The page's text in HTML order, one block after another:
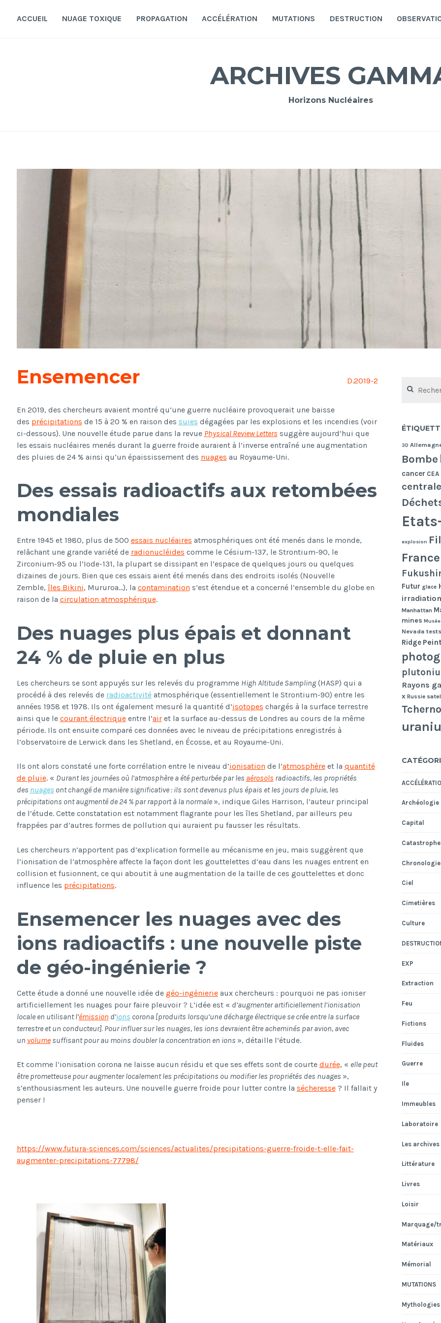
ACCUEIL NUAGE TOXIQUE PROPAGATION ACCÉLÉRATION MUTATIONS DESTRUCTION
ARCHIVES
Horizons Nucléaires
Ensemencer D.2019-2
En 2019, des chercheurs avaient montré qu’une guerre nucléaire provoquerait une baisse
des précipitations de 15 à 20 % en raison des suies dégagées par les explosions et les incendies (voir
ci-dessous). Une nouvelle étude parue dans la revue Physical Review Letters suggère aujourd’hui que
les essais nucléaires menés durant la guerre froide auraient à l’inverse entraîné une augmentation
des pluies de 24 % ainsi qu’un épaississement des nuages au Royaume-Uni.
Des essais radioactifs aux retombées
mondiales
Entre 1945 et 1980, plus de 500 essais nucléaires atmosphériques ont été menés dans le monde,
relâchant une grande variété de radionucléides comme le Césium-137, le Strontium-90, le
Zirconium-95 ou l’Iode-131, la plupart se dissipant en l’espace de quelques jours ou quelques
dizaines de jours. Bien que ces essais aient été menés dans des endroits isolés (Nouvelle
Zemble, îles Bikini, Mururoa…), la contamination s’est étendue et a concerné l’ensemble du globe en
raison de la circulation atmosphérique.
Des nuages plus épais et donnant
24 % de pluie en plus
Les chercheurs se sont appuyés sur les relevés du programme High Altitude Sampling(HASP) qui a
procédé à des relevés de radioactivitéatmosphérique (essentiellement le Strontium-90) entre les
années 1958 et 1978. Ils ont également mesuré la quantité d’isotopes chargés à la surface terrestre
ainsi que le courant électriqueentre l’airet la surface au-dessus de Londres au cours de la même
période. Ils ont ensuite comparé ces données avec le niveau de précipitations enregistrés à
l’observatoire de Lerwick dans les Shetland, en Écosse, et au Royaume-Uni.
Ils ont alors constaté une forte corrélation entre le niveau d’ionisation de l’atmosphèreet la quantité
de pluie. « Durant les journées où l’atmosphère a été perturbée par les aérosols radioactifs, les propriétés
des nuages ont changé de manière significative : ils sont devenus plus épais et les jours de pluie, les
précipitations ont augmenté de 24 % par rapport à la normale », indique Giles Harrison, l’auteur principal
de l’étude. Cette constatation est notamment flagrante pour les îles Shetland, par ailleurs peu
frappées par d’autres formes de pollution qui auraient pu fausser les résultats.
Les chercheurs n’apportent pas d’explication formelle au mécanisme en jeu, mais suggèrent que
l’ionisation de l’atmosphère affecte la façon dont les gouttelettes d’eau dans les nuages entrent en
collision et fusionnent, ce qui aboutit à une augmentation de la taille de ces gouttelettes et donc
influence les précipitations.
Ensemencer les nuages avec des
ions radioactifs : une nouvelle piste
de géo-ingénierie ?
Cette étude a donné une nouvelle idée de géo-ingénierieaux chercheurs : pourquoi ne pas ioniser
artificiellement les nuages pour faire pleuvoir ? L’idée est « d’augmenter artificiellement l’ionisation
locale en utilisant l’émission d’ions corona [produits lorsqu’une décharge électrique se crée entre la surface
terrestre et un conducteur]. Pour influer sur les nuages, les ions devraient être acheminés par avion, avec
un volumesuffisant pour au moins doubler la concentration en ions », détaille l’étude.
Et comme l’ionisation corona ne laisse aucun résidu et que ses effets sont de courte durée, « elle peut
être prometteuse pour augmenter localement les précipitations ou modifier les propriétés des nuages »,
s’enthousiasment les auteurs. Une nouvelle guerre froide pour lutter contre la sécheresse? Il fallait y
penser !
https://www.futura-sciences.com/sciences/actualites/precipitations-guerre-froide-t-elle-fait-
augmenter-precipitations-77798/
3D
Bombe
cancer CEA
explosion
France
Futur glace
irradiation
Manhattan
mines Musée
Nevada
Ridge
Rayons
x Russie
Archéologie
Capital
Catastrophe
Ciel
Cimetières
Culture
EXP
Extraction
Feu
Fictions
Fluides
Guerre
Ile
Immeubles
Laboratoire
Les archives
Littérature
Livres
Loisir
Marquage/
Matériaux
Mémorial
MUTATIONS
Mythologies